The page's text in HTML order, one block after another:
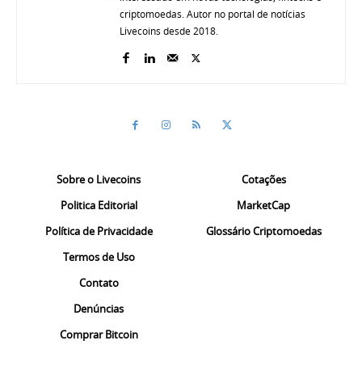
criptomoedas. Autor no portal de notícias
Livecoins desde 2018.
Sobre o Livecoins
Politica Editorial
Política de Privacidade
Termos de Uso
Contato
Denúncias
Comprar Bitcoin
Cotações
MarketCap
Glossário Criptomoedas